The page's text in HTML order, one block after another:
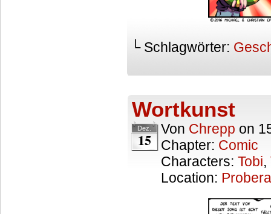
└ Schlagwörter:
Wortkunst
Dez.
15
Von Chrepp on
Chapter: Comic
Characters: Tobi,
Location: